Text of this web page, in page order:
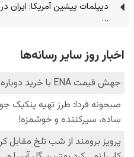
دیپلمات پیشین آمریکا: ایران
…